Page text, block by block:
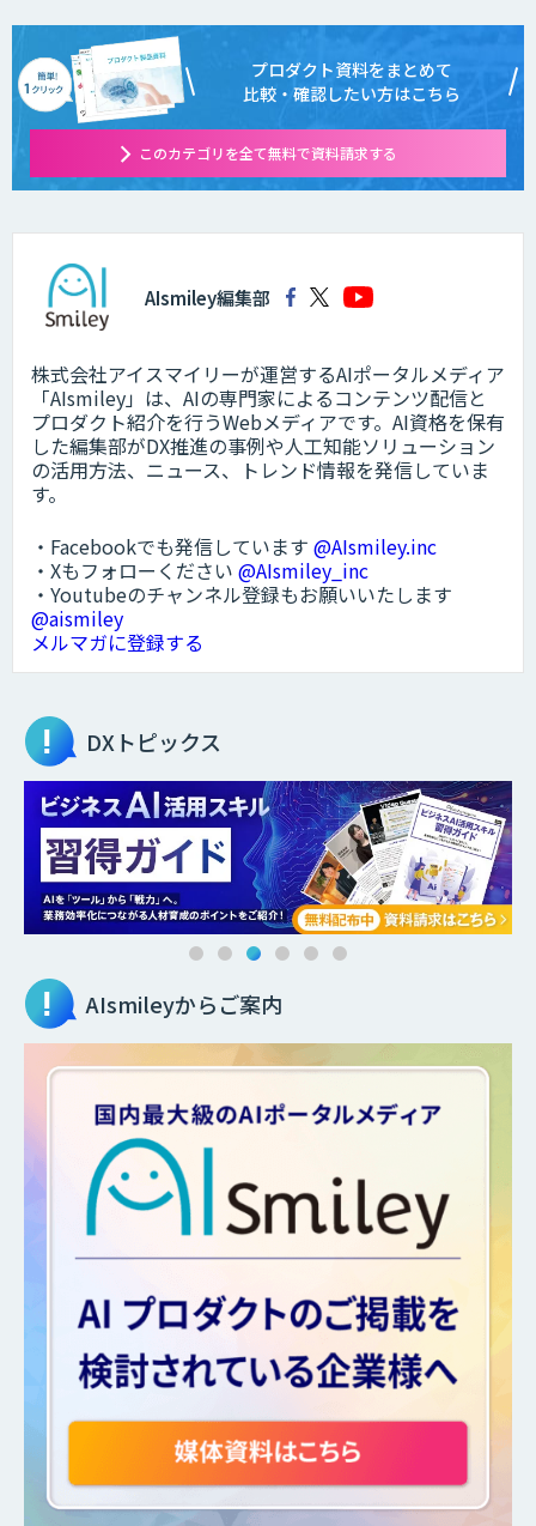
プロダクト資料をまとめて
比較・確認したい方はこちら
このカテゴリを全て無料で資料請求する
AIsmiley編集部
株式会社アイスマイリーが運営するAIポータルメディア
「AIsmiley」は、AIの専門家によるコンテンツ配信と
プロダクト紹介を行うWebメディアです。AI資格を保有
した編集部がDX推進の事例や人工知能ソリューション
の活用方法、ニュース、トレンド情報を発信していま
す。
・Facebookでも発信しています @AIsmiley.inc
・Xもフォローください @AIsmiley_inc
・Youtubeのチャンネル登録もお願いいたします
@aismiley
メルマガに登録する
DXトピックス
AIsmileyからご案内